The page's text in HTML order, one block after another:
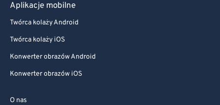
Aplikacje mobilne
Twórca kolaży Android
Twórca kolaży iOS
Konwerter obrazów Android
Konwerter obrazów iOS
O nas